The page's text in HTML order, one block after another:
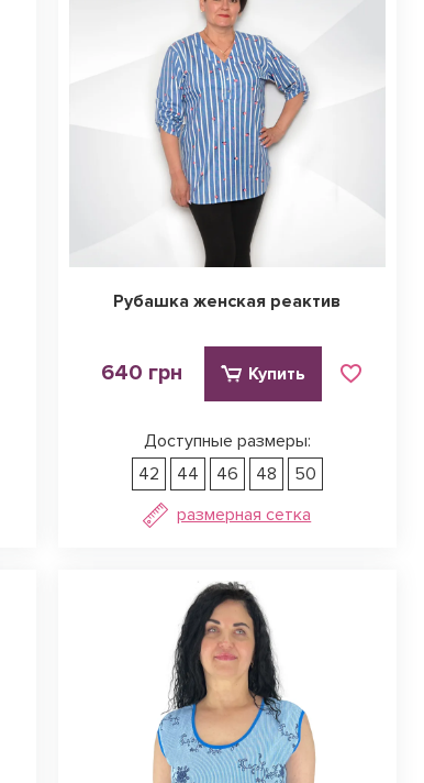
Рубашка женская реактив
640 грн Купить
Доступные размеры:
42
44 46 48
50
размерная сетка